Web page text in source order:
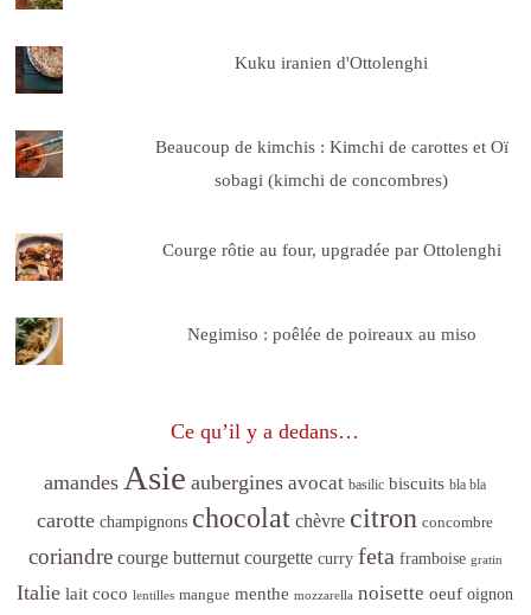
Kuku iranien d'Ottolenghi
Beaucoup de kimchis : Kimchi de carottes et Oï
sobagi (kimchi de concombres)
Courge rôtie au four, upgradée par Ottolenghi
Negimiso : poêlée de poireaux au miso
Ce qu’il y a dedans…
amandes Asie aubergines avocat basilic biscuits bla bla
carotte champignons chocolat chèvre citron concombre
coriandre courge butternut courgette curry feta framboise gratin
Italie lait coco lentilles mangue menthe mozzarella noisette oeuf oignon